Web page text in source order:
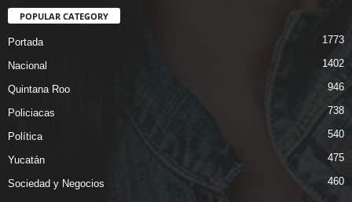
POPULAR CATEGORY
Portada 1773
Nacional 1402
Quintana Roo 946
Policiacas 738
Política 540
Yucatán 475
Sociedad y Negocios 460